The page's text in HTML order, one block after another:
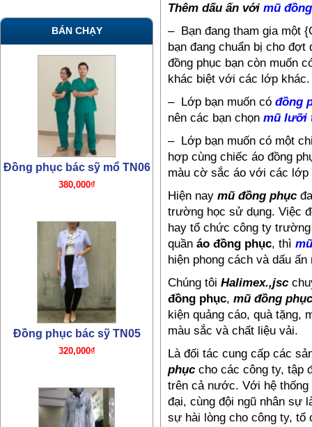
Thêm dấu ấn với mũ
– Bạn đang tham gia một
bạn đang chuẩn bị cho
đồng phục bạn còn muốn
khác biệt với các lớp khác.
– Lớp bạn muốn có đồng
nên các bạn chọn mũ lưỡi
– Lớp bạn muốn có một
hợp cùng chiếc áo đồng
màu cờ sắc áo với các lớp
Hiện nay mũ đồng phục
trường học sử dụng. Việc
hay tổ chức công ty
quần áo đồng phục, thì
hiện phong cách và dấu
Chúng tôi Halimex.,jsc
đồng phục, mũ đồng phục
kiện quảng cáo, quà tặng,
màu sắc và chất liệu vải.
Là đối tác cung cấp các
phục cho các công ty, tập
trên cả nước. Với hệ
đại, cùng đội ngũ nhân sự
sự hài lòng cho công ty, tổ
BÁN CHẠY
Đồng phục bác sỹ mổ TN06
380,000₫
Đồng phục bác sỹ TN05
320,000₫